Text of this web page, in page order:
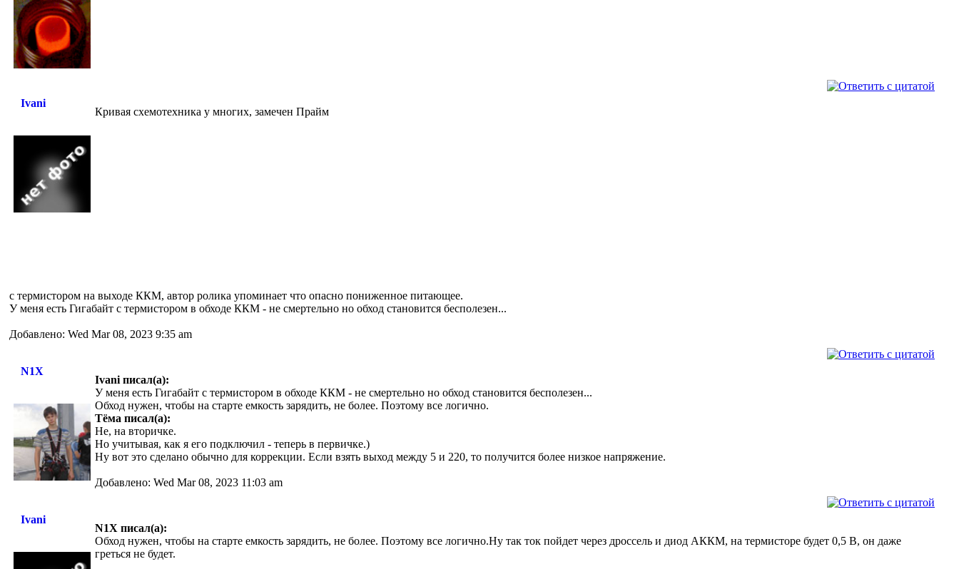
Ivani
Кривая схемотехника у многих, замечен Прайм
с термистором на выходе ККМ, автор ролика упоминает что опасно пониженное питающее.
У меня есть Гигабайт с термистором в обходе ККМ - не смертельно но обход становится бесполезен...
Добавлено: Wed Mar 08, 2023 9:35 am
N1X
Ivani писал(а):
У меня есть Гигабайт с термистором в обходе ККМ - не смертельно но обход становится бесполезен...
Обход нужен, чтобы на старте емкость зарядить, не более. Поэтому все логично.
Тёма писал(а):
Не, на вторичке.
Но учитывая, как я его подключил - теперь в первичке.)
Ну вот это сделано обычно для коррекции. Если взять выход между 5 и 220, то получится более низкое напряжение.
Добавлено: Wed Mar 08, 2023 11:03 am
Ivani
N1X писал(а):
Обход нужен, чтобы на старте емкость зарядить, не более. Поэтому все логично.Ну так ток пойдет через дроссель и диод АККМ, на термисторе будет 0,5 В, он даже
греться не будет.